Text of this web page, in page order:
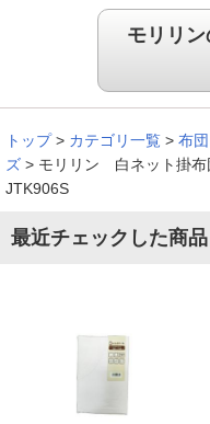
モリリ
トップ > カテゴリ一覧 > 布
ズ > モリリン 白ネット掛布
JTK906S
最近チェックした商品